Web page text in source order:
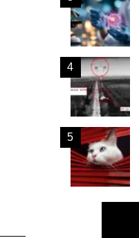
“泊まる”を超えて──エ
スパシオが描く、新しい
日本のラグジュアリー